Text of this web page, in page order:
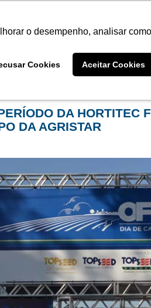
o desempenho, analisar
Cookies Aceitar Cookies
DA HORTITEC
DA AGRISTAR